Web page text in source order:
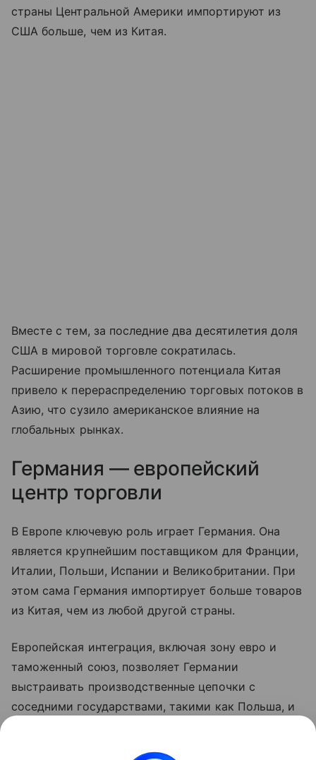
страны Центральной Америки импортируют из
США больше, чем из Китая.
Вместе с тем, за последние два десятилетия доля
США в мировой торговле сократилась.
Расширение промышленного потенциала Китая
привело к перераспределению торговых потоков в
Азию, что сузило американское влияние на
глобальных рынках.
Германия — европейский
центр торговли
В Европе ключевую роль играет Германия. Она
является крупнейшим поставщиком для Франции,
Италии, Польши, Испании и Великобритании. При
этом сама Германия импортирует больше товаров
из Китая, чем из любой другой страны.
Европейская интеграция, включая зону евро и
таможенный союз, позволяет Германии
выстраивать производственные цепочки с
соседними государствами, такими как Польша, и